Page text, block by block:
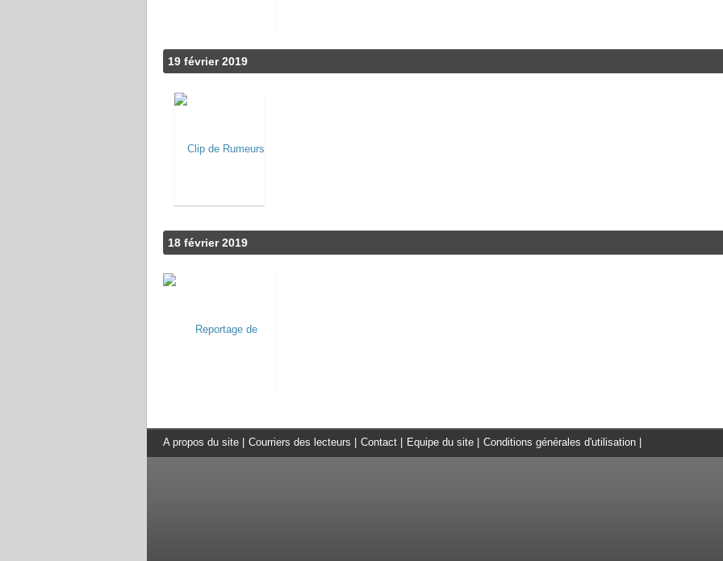
19 février 2019
18 février 2019
A propos du site Courriers des lecteurs Contact Equipe du site Conditions générales d'utilisation